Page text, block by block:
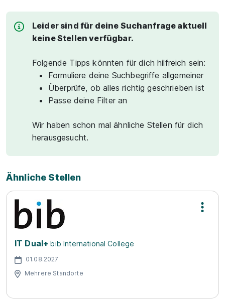
Leider sind für deine Suchanfrage aktuell
keine Stellen verfügbar.
Folgende Tipps könnten für dich hilfreich sein:
Formuliere deine Suchbegriffe allgemeiner
Überprüfe, ob alles richtig geschrieben ist
Passe deine Filter an
Wir haben schon mal ähnliche Stellen für dich
herausgesucht.
Ähnliche Stellen
IT Dual+ bib International College
01.08.2027
Mehrere Standorte